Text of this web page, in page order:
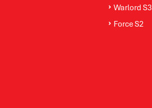
Warlord S3
Force S2